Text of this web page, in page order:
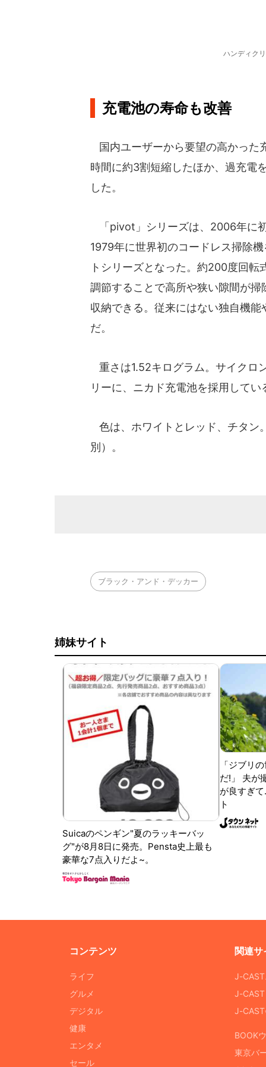
ハンディク
充電池の寿命も改善
国内ユーザーから要望の高かった
時間に約3割短縮したほか、過充電
した。
「pivot」シリーズは、2006年に
1979年に世界初のコードレス掃除
トシリーズとなった。約200度回
調節することで高所や狭い隙間が
収納できる。従来にはない独自機
だ。
重さは1.52キログラム。サイクロ
リーに、ニカド充電池を採用して
色は、ホワイトとレッド、チタン
別）。
ブラック・アンド・デッカー
姉妹サイト
Suicaのペンギン"夏のラッキーバッ
グ"が8月8日に発売。Pensta史上最も
豪華な7点入りだよ~。
「ジブリ
だ!」 夫が
が良すぎ
ト
コンテンツ
ライフ
グルメ
デジタル
健康
エンタメ
セール
関連サ
J-
J-
J-
BOOK
東京バ